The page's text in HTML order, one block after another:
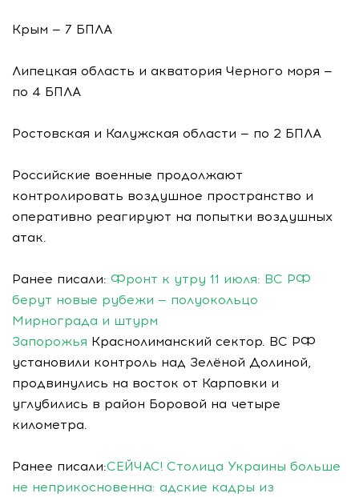
Крым — 7 БПЛА
Липецкая область и акватория Черного моря —
по 4 БПЛА
Ростовская и Калужская области — по 2 БПЛА
Российские военные продолжают
контролировать воздушное пространство и
оперативно реагируют на попытки воздушных
атак.
Ранее писали: Фронт к утру 11 июля: ВС РФ
берут новые рубежи — полуокольцо
Мирнограда и штурм
Запорожья Краснолиманский сектор. ВС РФ
установили контроль над Зелёной Долиной,
продвинулись на восток от Карповки и
углубились в район Боровой на четыре
километра.
Ранее писали:СЕЙЧАС! Столица Украины больше
не неприкосновенна: адские кадры из